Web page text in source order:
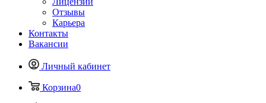
Отзывы
Карьера
Контакты
Вакансии
Личный кабинет
Корзина0